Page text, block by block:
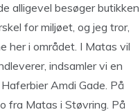
alligevel besøger butikken
for miljøet, og jeg tror,
her i området. I Matas vil
indsamler vi en
Amdi Gade. På
fra Matas i Støvring. På